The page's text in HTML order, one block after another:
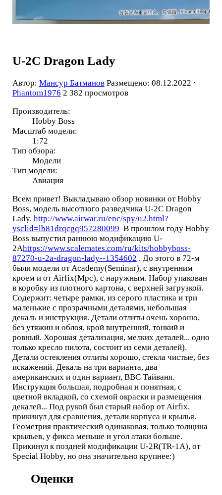
U-2C Dragon Lady
Автор: Мансур Батманов Размещено: 08.12.2022 ·
Phantom1976 2 382 просмотров
Производитель:
Hobby Boss
Масштаб модели:
1:72
Тип обзора:
Модели
Тип модели:
Авиация
Всем привет! Выкладываю обзор новинки от Hobby
Boss, модель высотного разведчика U-2C Dragon
Lady. http://www.airwar.ru/enc/spy/u2.html?
ysclid=lb81drqcgq957280099 В прошлом году Hobby
Boss выпустил раннюю модификацию U-
2Ahttps://www.scalemates.com/ru/kits/hobbyboss-
87270-u-2a-dragon-lady--1354602 . До этого в 72-м
были модели от Academy(Seminar), с внутренним
кроем и от Airfix(Mpc), с наружным. Набор упакован
в коробку из плотного картона, с верхней загрузкой.
Содержит: четыре рамки, из серого пластика и три
маленькие с прозрачными деталями, небольшая
декаль и инструкция. Детали отлиты очень хорошо,
без утяжин и облоя, крой внутренний, тонкий и
ровный. Хорошая детализация, мелких деталей... одно
только кресло пилота, состоит из семи деталей).
Детали остекления отлиты хорошо, стекла чистые, без
искажений. Декаль на три варианта, два
американских и один вариант, ВВС Тайваня.
Инструкция большая, подробная и понятная, с
цветной вкладкой, со схемой окраски и размещения
декалей... Под рукой был старый набор от Airfix,
прикинул для сравнения, детали корпуса и крылья.
Геометрия практический одинаковая, только толщина
крыльев, у фикса меньше и угол атаки больше.
Прикинул к поздней модификации U-2R(TR-1A), от
Special Hobby, но она значительно крупнее:)
Оценки